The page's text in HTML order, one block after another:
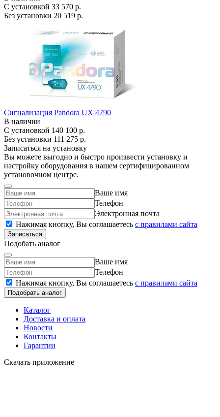
С установкой 33 570 р.
Без установки 20 519 р.
Сигнализация Pandora UX 4790
В наличии
С установкой 140 100 р.
Без установки 111 275 р.
Записаться на установку
Вы можете выгодно и быстро произвести установку и
настройку оборудования в нашем сертифицированном
установочном центре.
Ваше имя
Телефон
Электронная почта
Нажимая кнопку, Вы соглашаетесь c правилами сайта
Записаться
Подобать аналог
Ваше имя
Телефон
Нажимая кнопку, Вы соглашаетесь c правилами сайта
Подобрать аналог
Каталог
Доставка и оплата
Новости
Контакты
Гарантии
Скачать приложение